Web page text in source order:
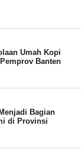
belum ada
Umah Kopi
Banten
Bagian
di Provinsi